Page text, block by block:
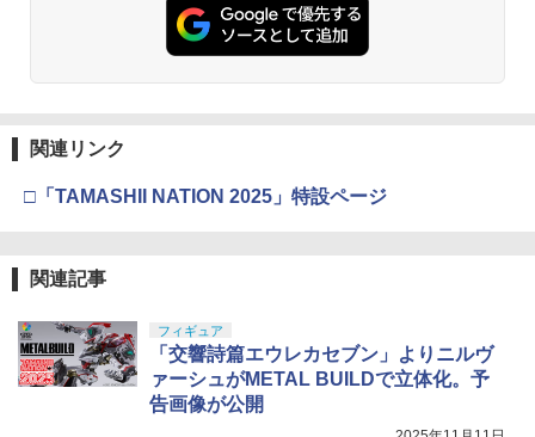
関連リンク
□「TAMASHII NATION 2025」特設ページ
関連記事
フィギュア
「交響詩篇エウレカセブン」よりニルヴ
ァーシュがMETAL BUILDで立体化。予
告画像が公開